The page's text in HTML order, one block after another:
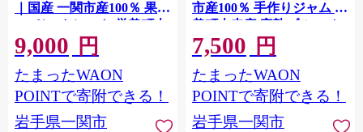
｜国産 一関市産100％ 果汁
100％ストレート 厳美町本
寺産 完熟ブルーベリー使
用 濃厚 フルーツジュース
健康志向 ドリンク ふるさ
と納税 岩手県一関市
9,000 円
たまったWAON
POINTで寄附できる！
岩手県一関市
市産100％ 手作りジャム 厳
美町本寺産 完熟ブルーベ
リー使用 果実感たっぷり
濃厚 甘みと酸味のバラン
ス パン ヨーグルトに最適
ふるさと納税 岩手県一関
7,500 円
たまったWAON
POINTで寄附できる！
岩手県一関市